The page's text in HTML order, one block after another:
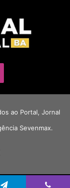
ao Portal, Jornal
Sevenmax.